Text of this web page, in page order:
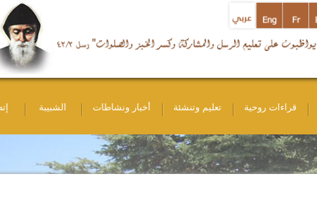
روحية تعليم وتنشئة أخبار ونشاطات الشبيبة إتصل بنا